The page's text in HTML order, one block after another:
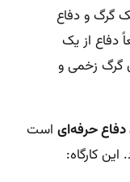
گرگ و دفاع
دفاع از یک
گرگ زخمی و
حرفه‌ای است
این کارگاه: